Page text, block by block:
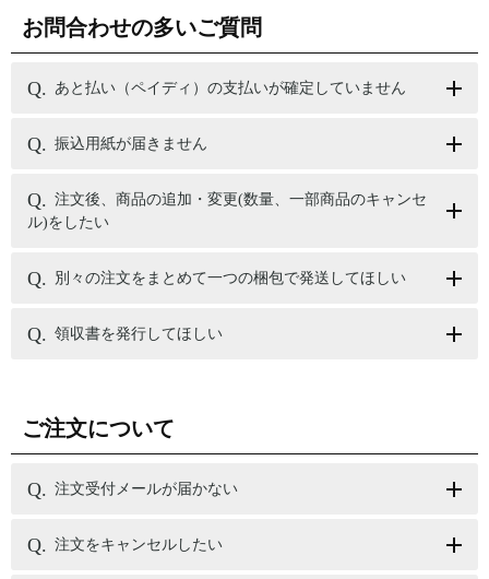
お問合わせの多いご質問
あと払い（ペイディ）の支払いが確定していません
振込用紙が届きません
注文後、商品の追加・変更(数量、一部商品のキャンセ
ル)をしたい
別々の注文をまとめて一つの梱包で発送してほしい
領収書を発行してほしい
ご注文について
注文受付メールが届かない
注文をキャンセルしたい